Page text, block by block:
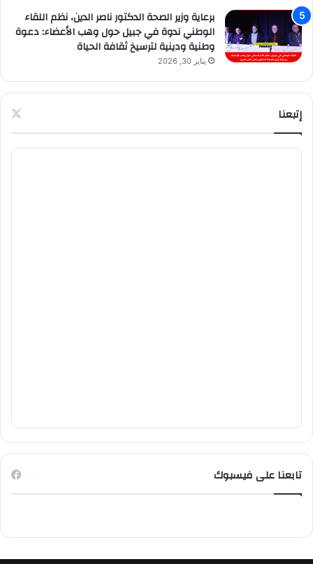
برعاية وزير الصحة الدكتور ناصر الدين، نظم اللقاء
الوطني ندوة في جبيل حول وهب الأعضاء: دعوة
وطنية ودينية لترسيخ ثقافة الحياة
يناير 30, 2026
إتبعنا
تابعنا على فيسبوك